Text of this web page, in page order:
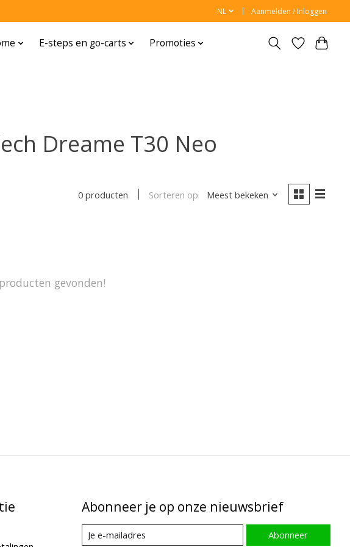
NL Aanmelden / Inloggen
E-steps en go-carts Promoties
Dreame T30 Neo
0 producten Sorteren op Meest bekeken
gevonden!
Abonneer je op onze nieuwsbrief
Abonneer